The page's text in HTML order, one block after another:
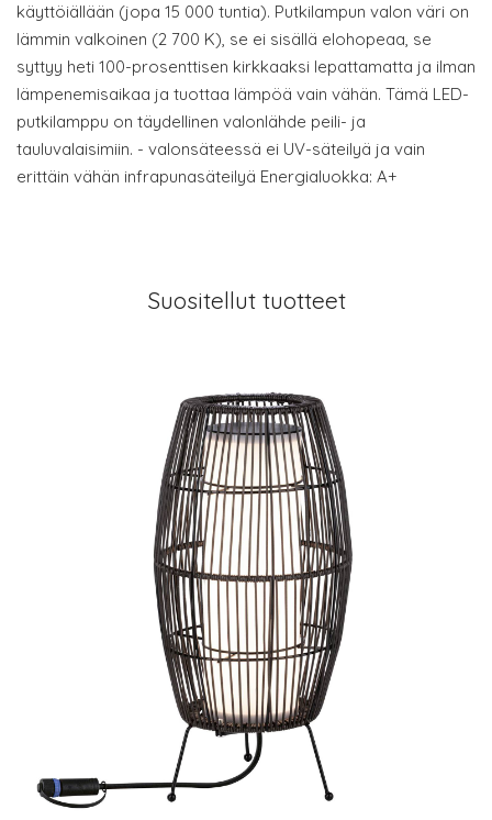
käyttöiällään (jopa 15 000 tuntia). Putkilampun valon väri on
lämmin valkoinen (2 700 K), se ei sisällä elohopeaa, se
syttyy heti 100-prosenttisen kirkkaaksi lepattamatta ja ilman
lämpenemisaikaa ja tuottaa lämpöä vain vähän. Tämä LED-
putkilamppu on täydellinen valonlähde peili- ja
tauluvalaisimiin. - valonsäteessä ei UV-säteilyä ja vain
erittäin vähän infrapunasäteilyä Energialuokka: A+
Suositellut tuotteet